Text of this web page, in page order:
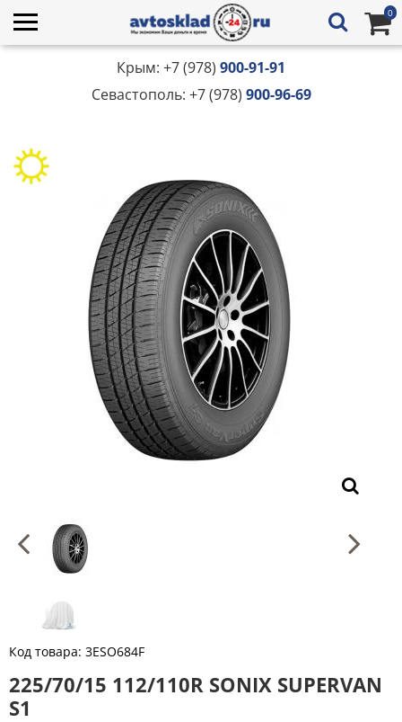
0
Крым: +7 (978) 900-91-91
Севастополь: +7 (978) 900-96-69
Код товара: 3ESO684F
225/70/15 112/110R SONIX SUPERVAN
S1